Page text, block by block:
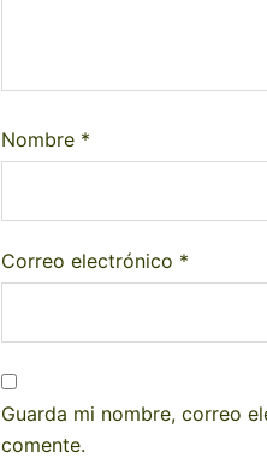
Nombre *
Correo electrónico *
Guarda mi nombre, correo
comente.